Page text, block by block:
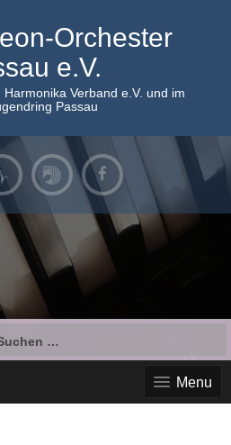
Orchester
e.V.
Verband e.V. und im
Passau
Menu